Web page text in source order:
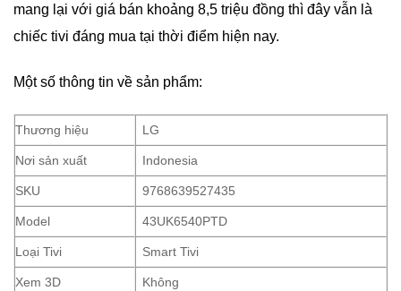
mang lại với giá bán khoảng 8,5 triệu đồng thì đây vẫn là
chiếc tivi đáng mua tại thời điểm hiện nay.
Một số thông tin về sản phẩm:
Thương hiệu LG
Nơi sản xuất Indonesia
SKU 9768639527435
Model 43UK6540PTD
Loại Tivi Smart Tivi
Xem 3D Không